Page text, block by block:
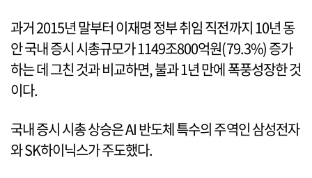
과거 2015년 말부터 이재명 정부 취임 직전까지 10년 동
안 국내 증시 시총규모가 1149조800억원(79.3%) 증가
하는 데 그친 것과 비교하면, 불과 1년 만에 폭풍성장한 것
이다.
국내 증시 시총 상승은 AI 반도체 특수의 주역인 삼성전자
와 SK하이닉스가 주도했다.